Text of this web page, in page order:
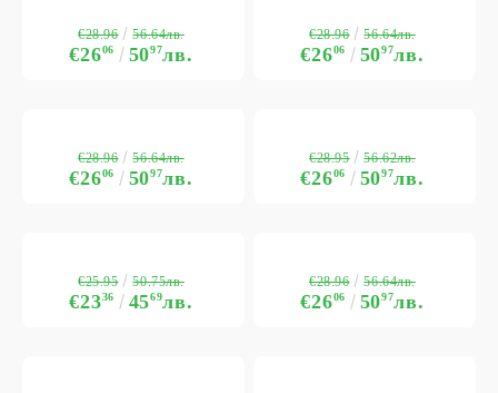
€2606 5097лв.
€28.96 56.64лв.
€2606 5097лв.
€28.96 56.64лв.
€2606 5097лв.
€28.96 56.64лв.
€2606 5097лв.
€28.95 56.62лв.
€2336 4569лв.
€25.95 50.75лв.
€2606 5097лв.
€28.96 56.64лв.